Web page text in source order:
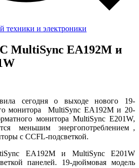
техники и электроники
MultiSync EA192M и
сегодня о выходе нового 19-
монитора MultiSync EA192M и 20-
монитора MultiSync E201W,
меньшим энергопотреблением ,
с CCFL-подсветкой.
EA192M и MultiSync E201W
панелей. 19-дюймовая модель